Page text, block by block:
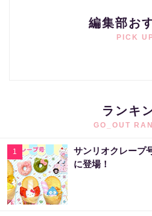
編集部お
PICK
ランキ
GO_OUT
1
サンリオクレープ
に登場！